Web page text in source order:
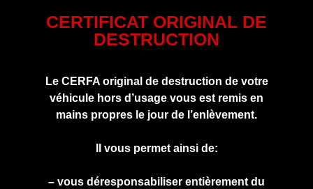
CERTIFICAT ORIGINAL DE
DESTRUCTION
Le CERFA original de destruction de votre
véhicule hors d’usage vous est remis en
mains propres le jour de l’enlèvement.
Il vous permet ainsi de:
– vous déresponsabiliser entièrement du